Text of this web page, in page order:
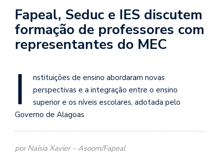
Fapeal, Seduc e IES discutem
formação de professores com
representantes do MEC
I
nstituições de ensino abordaram novas
perspectivas e a integração entre o ensino
superior e os níveis escolares, adotada pelo
Governo de Alagoas
por Naísia Xavier – Asoom/Fapeal